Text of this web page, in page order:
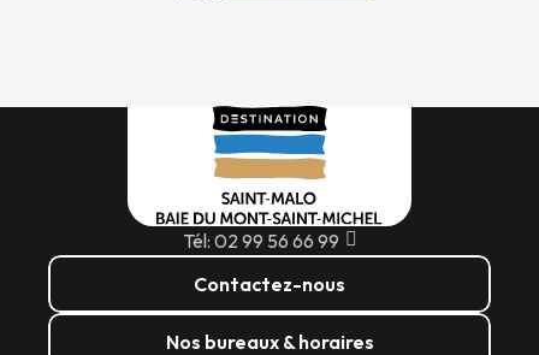
Tél: 02 99 56 66 99
Contactez-nous
Nos bureaux & horaires